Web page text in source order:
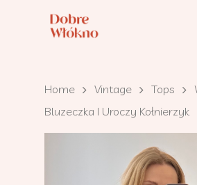
Home Vintage Tops
Bluzeczka I Uroczy Kołnierzyk